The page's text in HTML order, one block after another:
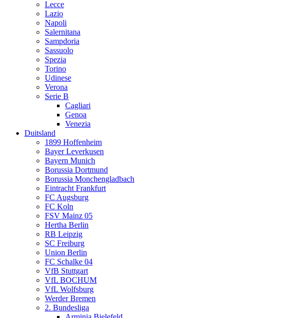
Lecce
Lazio
Napoli
Salernitana
Sampdoria
Sassuolo
Spezia
Torino
Udinese
Verona
Serie B
Cagliari
Genoa
Venezia
Duitsland
1899 Hoffenheim
Bayer Leverkusen
Bayern Munich
Borussia Dortmund
Borussia Monchengladbach
Eintracht Frankfurt
FC Augsburg
FC Koln
FSV Mainz 05
Hertha Berlin
RB Leipzig
SC Freiburg
Union Berlin
FC Schalke 04
VfB Stuttgart
VfL BOCHUM
VfL Wolfsburg
Werder Bremen
2. Bundesliga